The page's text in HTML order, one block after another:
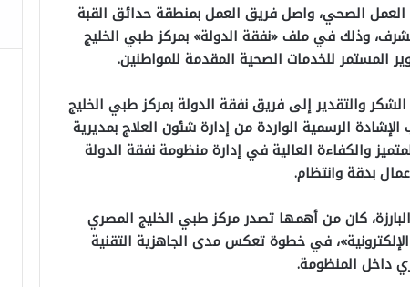
الصحي، واصل فريق العمل بمنطقة حدائق القبة
وذلك في ملف «نفقة الدولة» بمركز طبي الخليج
للخدمات الصحية المقدمة للمواطنين.
والتقدير إلى فريق نفقة الدولة بمركز طبي الخليج
الرسمية الواردة من إدارة شئون العلاج بمديرية
والكفاءة العالية في إدارة منظومة نفقة الدولة
بدقة وانتظام.
كان من أهمها تصدر مركز طبي الخليج المصري
في خطوة تعكس مدى الجاهزية التقنية
داخل المنظومة.